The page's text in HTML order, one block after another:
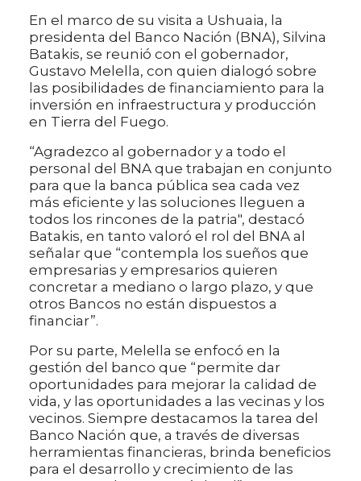
En el marco de su visita a Ushuaia, la
presidenta del Banco Nación (BNA), Silvina
Batakis, se reunió con el gobernador,
Gustavo Melella, con quien dialogó sobre
las posibilidades de financiamiento para la
inversión en infraestructura y producción
en Tierra del Fuego.
“Agradezco al gobernador y a todo el
personal del BNA que trabajan en conjunto
para que la banca pública sea cada vez
más eficiente y las soluciones lleguen a
todos los rincones de la patria", destacó
Batakis, en tanto valoró el rol del BNA al
señalar que “contempla los sueños que
empresarias y empresarios quieren
concretar a mediano o largo plazo, y que
otros Bancos no están dispuestos a
financiar”.
Por su parte, Melella se enfocó en la
gestión del banco que “permite dar
oportunidades para mejorar la calidad de
vida, y las oportunidades a las vecinas y los
vecinos. Siempre destacamos la tarea del
Banco Nación que, a través de diversas
herramientas financieras, brinda beneficios
para el desarrollo y crecimiento de las